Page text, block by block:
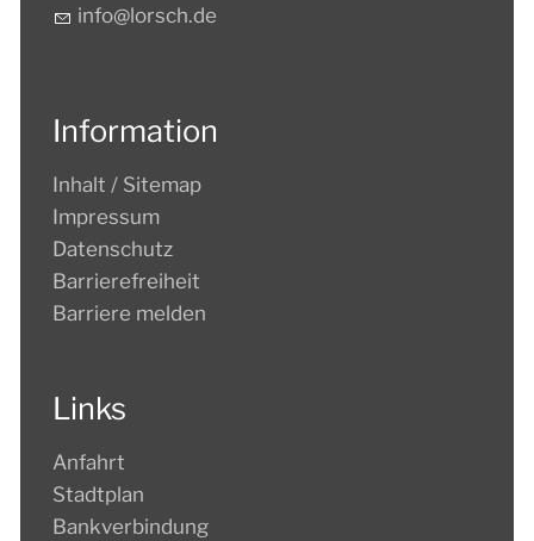
nf
l rsch d
Information
Inhalt / Sitemap
Impressum
Datenschutz
Barrierefreiheit
Barriere melden
Links
Anfahrt
Stadtplan
Bankverbindung